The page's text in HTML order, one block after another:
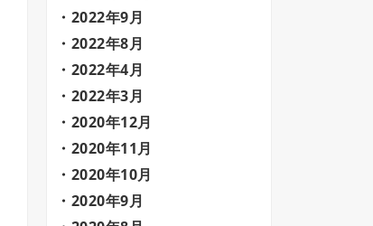
2022年9月
2022年8月
2022年4月
2022年3月
2020年12月
2020年11月
2020年10月
2020年9月